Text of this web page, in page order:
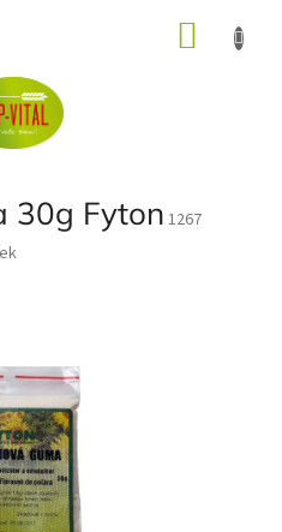
30g Fyton 1267